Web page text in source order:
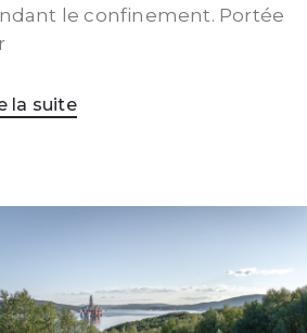
le confinement. Portée
la suite